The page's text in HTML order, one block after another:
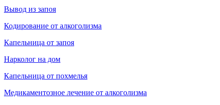
Вывод из запоя
Кодирование от алкоголизма
Капельница от запоя
Нарколог на дом
Капельница от похмелья
Медикаментозное лечение от алкоголизма